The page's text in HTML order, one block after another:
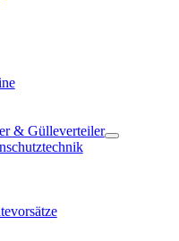
& Gülleverteiler